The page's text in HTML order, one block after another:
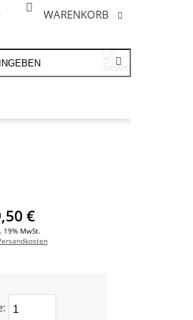
WARENKORB
€
19% MwSt.